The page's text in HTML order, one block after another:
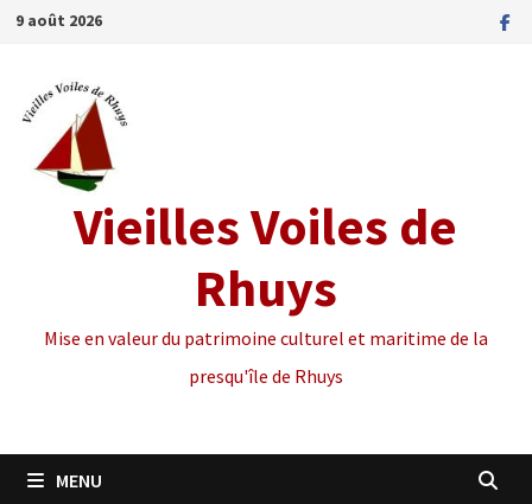
Passer
contenu
9 août 2026
Vieilles Voiles de
Rhuys
Mise en valeur du patrimoine culturel et maritime de la
presqu'île de Rhuys
MENU